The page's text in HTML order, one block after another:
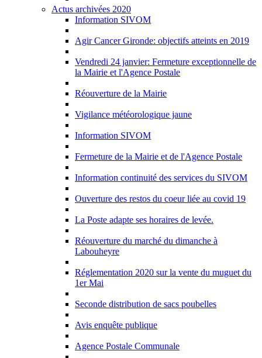
Actus archivées 2020
Information SIVOM
Agir Cancer Gironde: objectifs atteints en 2019
Vendredi 24 janvier: Fermeture exceptionnelle de
la Mairie et l'Agence Postale
Réouverture de la Mairie
Vigilance météorologique jaune
Information SIVOM
Fermeture de la Mairie et de l'Agence Postale
Information continuité des services du SIVOM
Ouverture des restos du coeur liée au covid 19
La Poste adapte ses horaires de levée.
Réouverture du marché du dimanche à
Labouheyre
Réglementation 2020 sur la vente du muguet du
1er Mai
Seconde distribution de sacs poubelles
Avis enquête publique
Agence Postale Communale